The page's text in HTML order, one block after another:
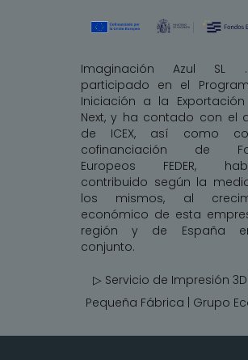
Imaginación Azul
participado en el
Iniciación a la Exportación
Next, y ha contado con el
de ICEX, así como
cofinanciación de
Europeos FEDER,
contribuido según la
los mismos, al
económico de esta
región y de España
conjunto.
▷ Servicio de Impresión 3D
Pequeña Fábrica | Grupo